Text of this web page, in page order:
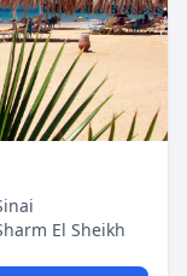
El Sheikh